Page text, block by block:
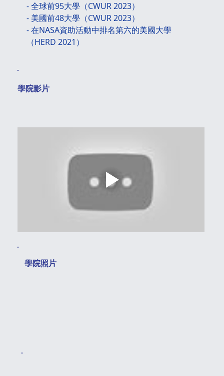
- 全球前95大學（CWUR 2023）
- 美國前48大學（CWUR 2023）
- 在NASA資助活動中排名第六的美國大學
（HERD 2021）
​學院影片
​學院照片